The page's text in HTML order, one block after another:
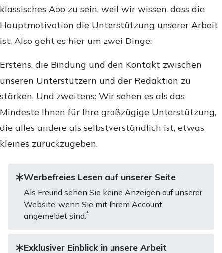
klassisches Abo zu sein, weil wir wissen, dass die
Hauptmotivation die Unterstützung unserer Arbeit
ist. Also geht es hier um zwei Dinge:
Erstens, die Bindung und den Kontakt zwischen
unseren Unterstützern und der Redaktion zu
stärken. Und zweitens: Wir sehen es als das
Mindeste Ihnen für Ihre großzügige Unterstützung,
die alles andere als selbstverständlich ist, etwas
kleines zurückzugeben.
Werbefreies Lesen auf unserer Seite
Als Freund sehen Sie keine Anzeigen auf unserer
Website, wenn Sie mit Ihrem Account
angemeldet sind.*
Exklusiver Einblick in unsere Arbeit